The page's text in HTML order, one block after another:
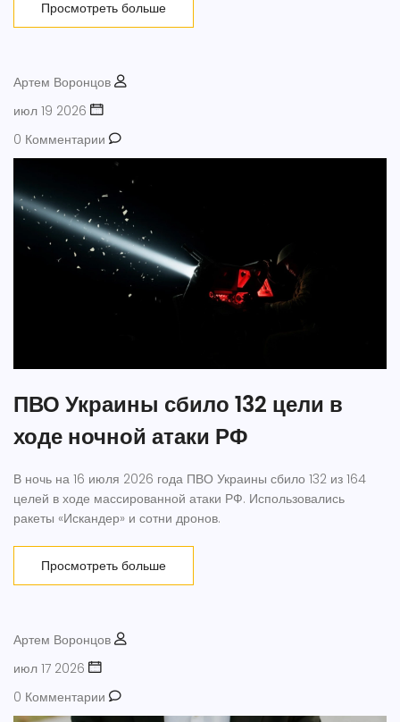
Просмотреть больше
Артем Воронцов
июл 19 2026
0 Комментарии
ПВО Украины сбило 132 цели в
ходе ночной атаки РФ
В ночь на 16 июля 2026 года ПВО Украины сбило 132 из 164
целей в ходе массированной атаки РФ. Использовались
ракеты «Искандер» и сотни дронов.
Просмотреть больше
Артем Воронцов
июл 17 2026
0 Комментарии